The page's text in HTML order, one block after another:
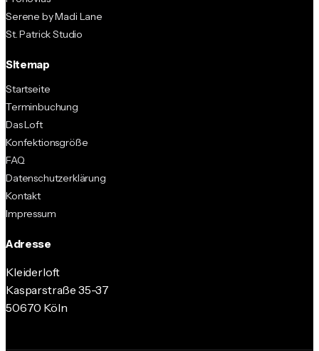
Serene by Madi Lane
St. Patrick Studio
Sitemap
Startseite
Terminbuchung
Das Loft
Konfektionsgröße
FAQ
Datenschutzerklärung
Kontakt
Impressum
Adresse
Kleiderloft
Kasparstraße 35-37
50670 Köln